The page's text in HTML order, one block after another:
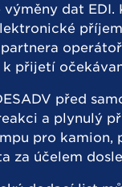
dat
k přijetí
před
a plynulý
pro kamion,
za účelem